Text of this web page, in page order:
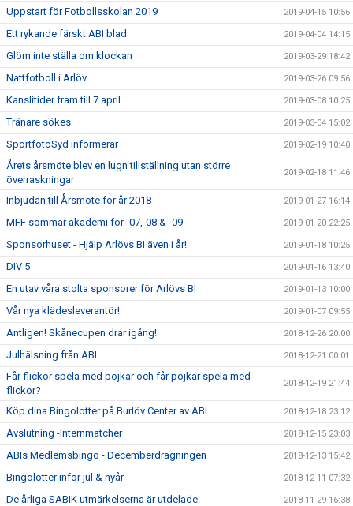
Uppstart för Fotbollsskolan 2019 2019-04-15 10:56
Ett rykande färskt ABI blad 2019-04-04 14:15
Glöm inte ställa om klockan 2019-03-29 18:42
Nattfotboll i Arlöv 2019-03-26 09:56
Kanslitider fram till 7 april 2019-03-08 10:25
Tränare sökes 2019-03-04 15:02
SportfotoSyd informerar 2019-02-19 10:40
Årets årsmöte blev en lugn tillställning utan större
överraskningar
2019-02-18 11:46
Inbjudan till Årsmöte för år 2018 2019-01-27 16:14
MFF sommar akademi för -07,-08 & -09 2019-01-20 22:25
Sponsorhuset - Hjälp Arlövs BI även i år! 2019-01-18 10:25
DIV 5 2019-01-16 13:40
En utav våra stolta sponsorer för Arlövs BI 2019-01-13 10:00
Vår nya klädesleverantör! 2019-01-07 09:55
Äntligen! Skånecupen drar igång! 2018-12-26 20:00
Julhälsning från ABI 2018-12-21 00:01
Får flickor spela med pojkar och får pojkar spela med
flickor?
2018-12-19 21:44
Köp dina Bingolotter på Burlöv Center av ABI 2018-12-18 23:12
Avslutning -Internmatcher 2018-12-15 23:03
ABIs Medlemsbingo - Decemberdragningen 2018-12-13 15:42
Bingolotter inför jul & nyår 2018-12-11 07:32
De årliga SABIK utmärkelserna är utdelade 2018-11-29 16:38